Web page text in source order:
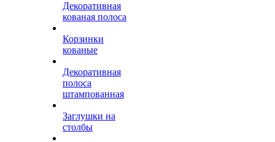
Декоративная
кованая полоса
Корзинки
кованые
Декоративная
полоса
штампованная
Заглушки на
столбы